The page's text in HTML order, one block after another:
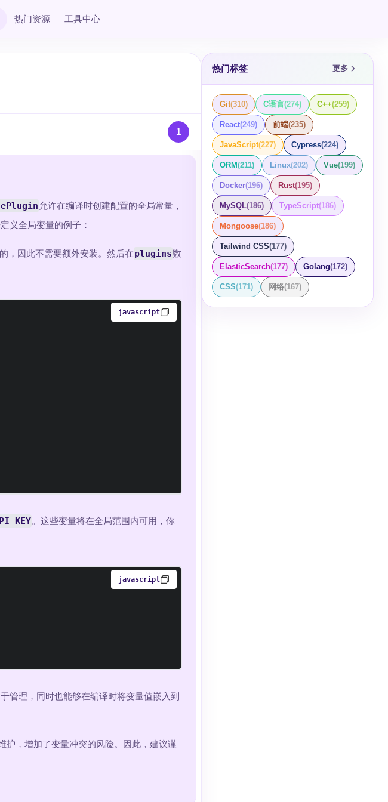
热门资源 工具中心
1
允许在编译时创建配置的全局常量，
义全局变量的例子：
，因此不需要额外安装。然后在plugins数
javascript
。这些变量将在全局范围内可用，你
javascript
管理，同时也能够在编译时将变量值嵌入到
护，增加了变量冲突的风险。因此，建议谨
热门标签 更多
Git(310) C语言(274) C++(259)
React(249) 前端(235)
JavaScript(227) Cypress(224)
ORM(211) Linux(202) Vue(199)
Docker(196) Rust(195)
MySQL(186) TypeScript(186)
Mongoose(186)
Tailwind CSS(177)
ElasticSearch(177) Golang(172)
CSS(171) 网络(167)